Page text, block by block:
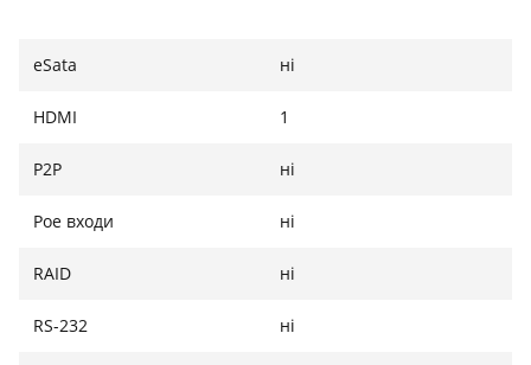
завдяки покращеному інтелекту. iDS-7108HQHI-M1,
естетичності та простою установкою. Можливе
USB.
eSata ні
HDMI 1
P2P ні
Poe входи ні
RAID ні
RS-232 ні